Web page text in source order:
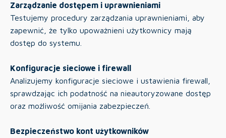
Zarządzanie dostępem i uprawnieniami
Testujemy procedury zarządzania uprawnieniami, aby
zapewnić, że tylko upoważnieni użytkownicy mają
dostęp do systemu.
Konfiguracje sieciowe i firewall
Analizujemy konfiguracje sieciowe i ustawienia firewall,
sprawdzając ich podatność na nieautoryzowane dostęp
oraz możliwość omijania zabezpieczeń.
Bezpieczeństwo kont użytkowników